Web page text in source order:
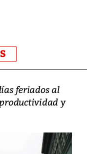
feriados al
y